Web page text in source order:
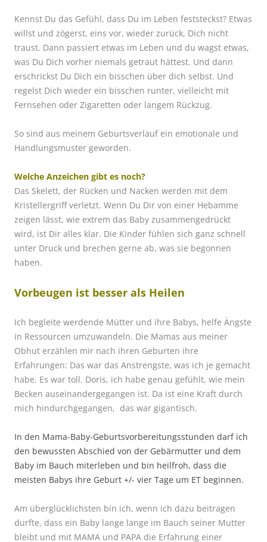
Kennst Du das Gefühl, dass Du im Leben feststeckst? Etwas
willst und zögerst, eins vor, wieder zurück, Dich nicht
traust. Dann passiert etwas im Leben und du wagst etwas,
was Du Dich vorher niemals getraut hättest. Und dann
erschrickst Du Dich ein bisschen über dich selbst. Und
regelst Dich wieder ein bisschen runter, vielleicht mit
Fernsehen oder Zigaretten oder langem Rückzug.
So sind aus meinem Geburtsverlauf ein emotionale und
Handlungsmuster geworden.
Welche Anzeichen gibt es noch?
Das Skelett, der Rücken und Nacken werden mit dem
Kristellergriff verletzt. Wenn Du Dir von einer Hebamme
zeigen lässt, wie extrem das Baby zusammengedrückt
wird, ist Dir alles klar. Die Kinder fühlen sich ganz schnell
unter Druck und brechen gerne ab, was sie begonnen
haben.
Vorbeugen ist besser als Heilen
Ich begleite werdende Mütter und ihre Babys, helfe Ängste
in Ressourcen umzuwandeln. Die Mamas aus meiner
Obhut erzählen mir nach ihren Geburten ihre
Erfahrungen: Das war das Anstrengste, was ich je gemacht
habe. Es war toll. Doris, ich habe genau gefühlt, wie mein
Becken auseinandergegangen ist. Da ist eine Kraft durch
mich hindurchgegangen, das war gigantisch.
In den Mama-Baby-Geburtsvorbereitungsstunden darf ich
den bewussten Abschied von der Gebärmutter und dem
Baby im Bauch miterleben und bin heilfroh, dass die
meisten Babys ihre Geburt +/- vier Tage um ET beginnen.
Am überglücklichsten bin ich, wenn ich dazu beitragen
durfte, dass ein Baby lange lange im Bauch seiner Mutter
bleibt und mit MAMA und PAPA die Erfahrung einer